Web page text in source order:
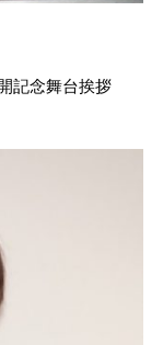
記念舞台挨拶